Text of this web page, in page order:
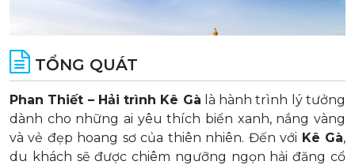
TỔNG QUÁT
Phan Thiết – Hải trình Kê Gà là hành trình lý tưởng
dành cho những ai yêu thích biển xanh, nắng vàng
và vẻ đẹp hoang sơ của thiên nhiên. Đến với Kê Gà,
du khách sẽ được chiêm ngưỡng ngọn hải đăng cổ